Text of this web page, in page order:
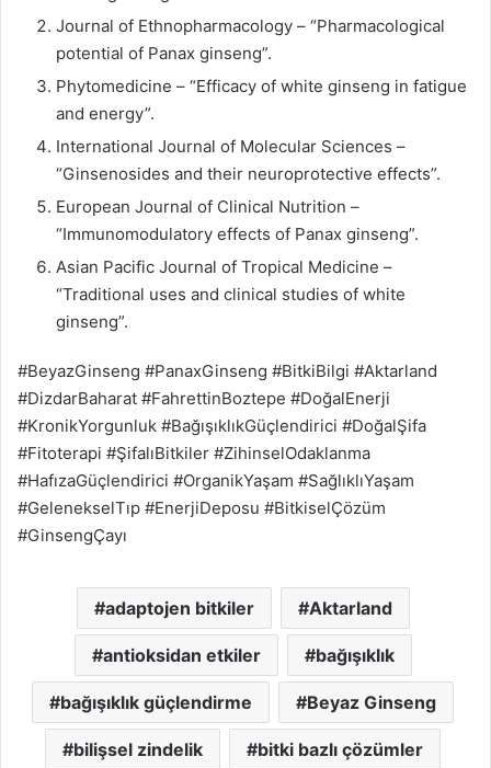
Journal of Ethnopharmacology – “Pharmacological
potential of Panax ginseng”.
Phytomedicine – “Efficacy of white ginseng in fatigue
and energy”.
International Journal of Molecular Sciences –
“Ginsenosides and their neuroprotective effects”.
European Journal of Clinical Nutrition –
“Immunomodulatory effects of Panax ginseng”.
Asian Pacific Journal of Tropical Medicine –
“Traditional uses and clinical studies of white
ginseng”.
#BeyazGinseng #PanaxGinseng #BitkiBilgi #Aktarland
#DizdarBaharat #FahrettinBoztepe #DoğalEnerji
#KronikYorgunluk #BağışıklıkGüçlendirici #DoğalŞifa
#Fitoterapi #ŞifalıBitkiler #ZihinselOdaklanma
#HafızaGüçlendirici #OrganikYaşam #SağlıklıYaşam
#GelenekselTıp #EnerjiDeposu #BitkiselÇözüm
#GinsengÇayı
adaptojen bitkiler Aktarland
antioksidan etkiler bağışıklık
bağışıklık güçlendirme Beyaz Ginseng
bilişsel zindelik bitki bazlı çözümler